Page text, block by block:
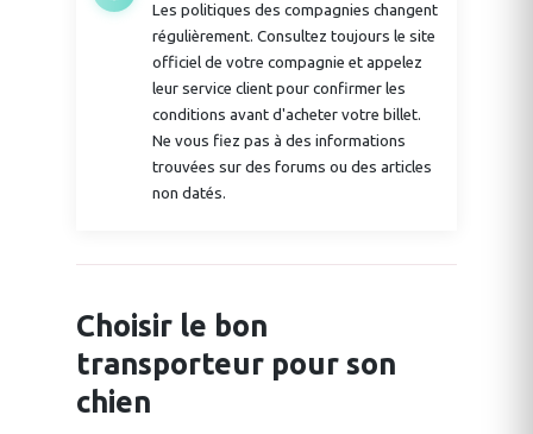
Les politiques des compagnies changent
régulièrement. Consultez toujours le site
officiel de votre compagnie et appelez
leur service client pour confirmer les
conditions avant d'acheter votre billet.
Ne vous fiez pas à des informations
trouvées sur des forums ou des articles
non datés.
Choisir le bon
transporteur pour son
chien